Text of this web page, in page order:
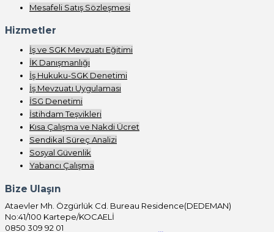
Mesafeli Satış Sözleşmesi
Hizmetler
İş ve SGK Mevzuatı Eğitimi
İK Danışmanlığı
İş Hukuku-SGK Denetimi
İş Mevzuatı Uygulaması
İSG Denetimi
İstihdam Teşvikleri
Kısa Çalışma ve Nakdi Ücret
Sendikal Süreç Analizi
Sosyal Güvenlik
Yabancı Çalışma
Bize Ulaşın
Ataevler Mh. Özgürlük Cd. Bureau Residence(DEDEMAN)
No:41/100 Kartepe/KOCAELİ
0850 309 92 01